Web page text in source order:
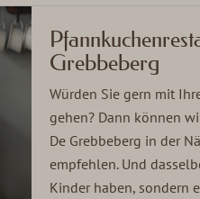
Grebbeberg
Würden Sie gern mit
gehen? Dann können
De Grebbeberg in der
empfehlen. Und
Kinder haben, sondern